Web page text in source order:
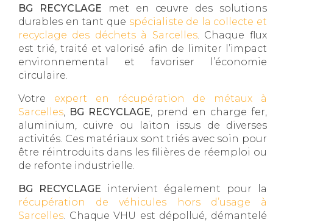
BG RECYCLAGE met en œuvre des solutions
durables en tant que spécialiste de la collecte et
recyclage des déchets à Sarcelles. Chaque flux
est trié, traité et valorisé afin de limiter l’impact
environnemental et favoriser l’économie
circulaire.
Votre expert en récupération de métaux à
Sarcelles, BG RECYCLAGE, prend en charge fer,
aluminium, cuivre ou laiton issus de diverses
activités. Ces matériaux sont triés avec soin pour
être réintroduits dans les filières de réemploi ou
de refonte industrielle.
BG RECYCLAGE intervient également pour la
récupération de véhicules hors d’usage à
Sarcelles. Chaque VHU est dépollué, démantelé